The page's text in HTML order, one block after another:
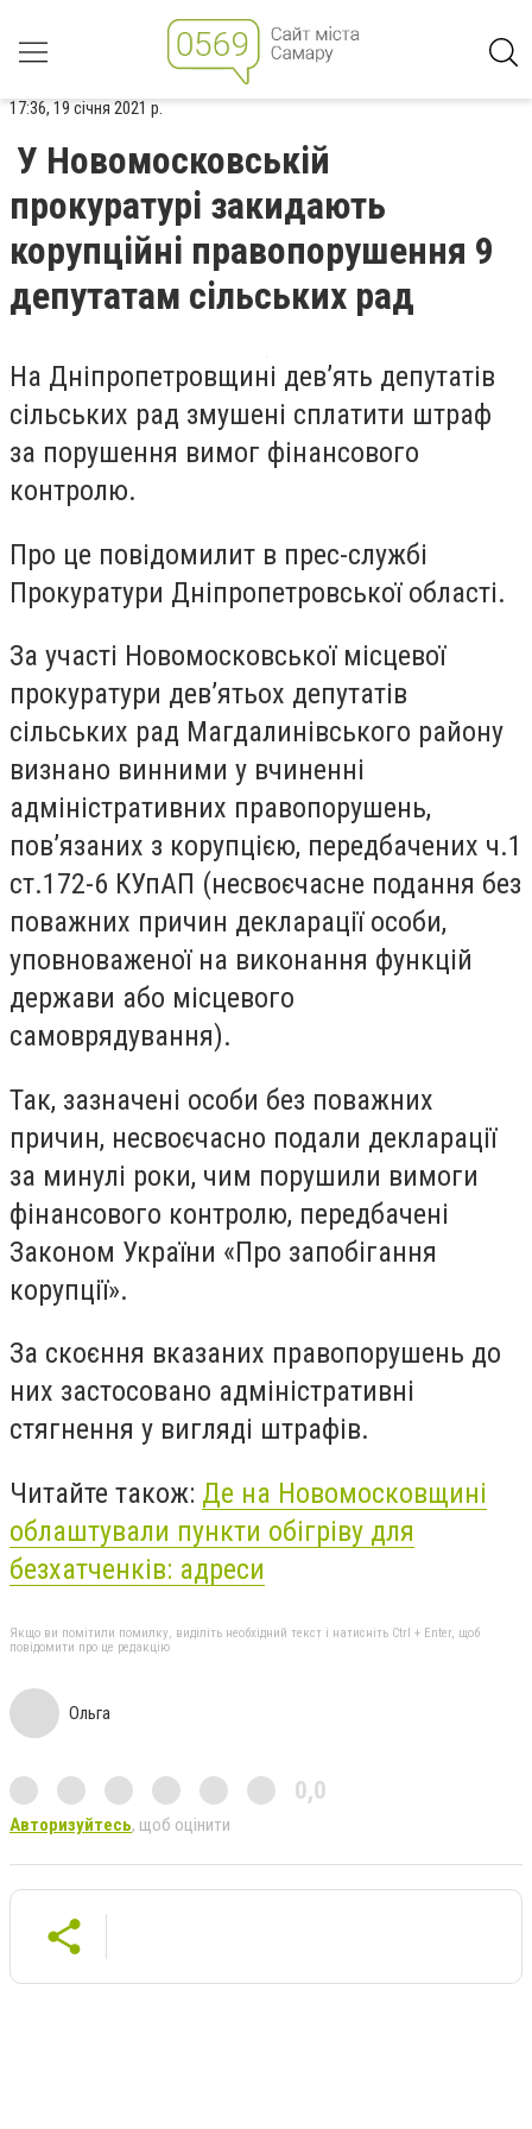
17:36, 19 січня 2021 р.
У Новомосковській
прокуратурі закидають
корупційні правопорушення 9
депутатам сільських рад
На Дніпропетровщині дев’ять депутатів
сільських рад змушені сплатити штраф
за порушення вимог фінансового
контролю.
Про це повідомилит в прес-службі
Прокуратури Дніпропетровської області.
За участі Новомосковської місцевої
прокуратури дев’ятьох депутатів
сільських рад Магдалинівського району
визнано винними у вчиненні
адміністративних правопорушень,
пов’язаних з корупцією, передбачених ч.1
ст.172-6 КУпАП (несвоєчасне подання без
поважних причин декларації особи,
уповноваженої на виконання функцій
держави або місцевого
самоврядування).
Так, зазначені особи без поважних
причин, несвоєчасно подали декларації
за минулі роки, чим порушили вимоги
фінансового контролю, передбачені
Законом України «Про запобігання
корупції».
За скоєння вказаних правопорушень до
них застосовано адміністративні
стягнення у вигляді штрафів.
Читайте також: Де на Новомосковщині
облаштували пункти обігріву для
безхатченків: адреси
Якщо ви помітили помилку, виділіть необхідний текст і натисніть Ctrl + Enter, щоб
повідомити про це редакцію
Ольга
0,0
Авторизуйтесь, щоб оцінити